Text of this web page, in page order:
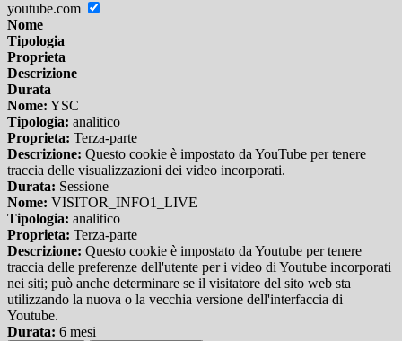
youtube.com
Nome
Tipologia
Proprieta
Descrizione
Durata
Nome: YSC
Tipologia: analitico
Proprieta: Terza-parte
Descrizione: Questo cookie è impostato da YouTube per tenere
traccia delle visualizzazioni dei video incorporati.
Durata: Sessione
Nome: VISITOR_INFO1_LIVE
Tipologia: analitico
Proprieta: Terza-parte
Descrizione: Questo cookie è impostato da Youtube per tenere
traccia delle preferenze dell'utente per i video di Youtube incorporati
nei siti; può anche determinare se il visitatore del sito web sta
utilizzando la nuova o la vecchia versione dell'interfaccia di
Youtube.
Durata: 6 mesi